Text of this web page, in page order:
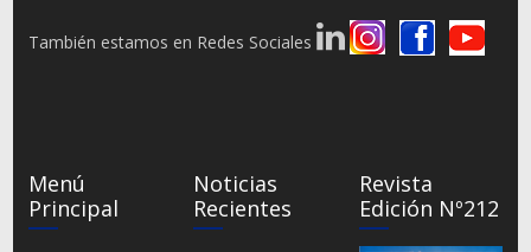
También estamos en Redes Sociales
Menú
Principal
Noticias
Recientes
Revista
Edición Nº212